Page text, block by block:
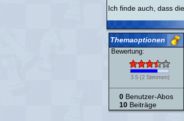
Ich finde auch, dass
Themaoptionen
Bewertung:
3.5(2Stimmen)
0 Benutzer-Abos
10 Beiträge